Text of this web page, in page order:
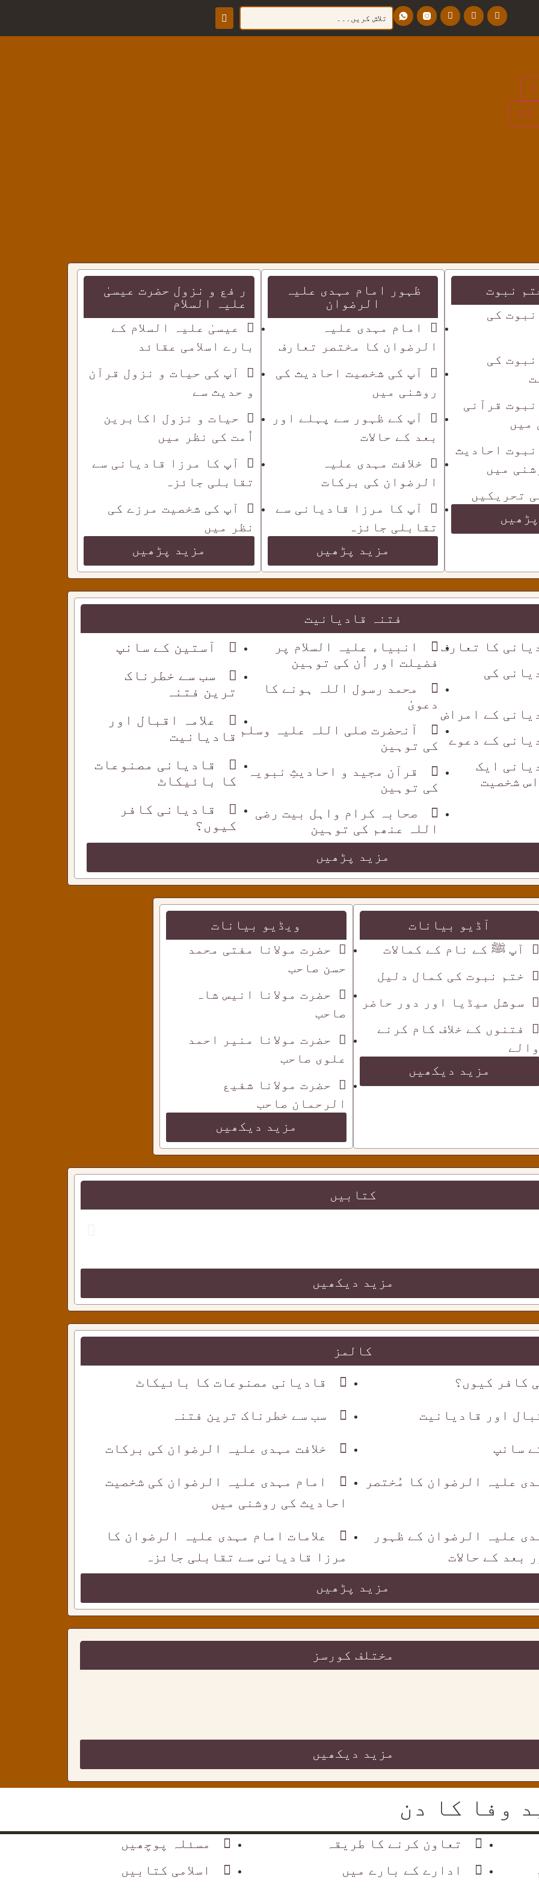
نبوت
کی
کی
قرآنی
میں
احادیث
میں
تحریکیں
ظہور امام مہدی علیہ
الرضوان
امام مہدی علیہ
الرضوان کا مختصر تعارف
آپ کی شخصیت احادیث کی
روشنی میں
آپ کے ظہور سے پہلے اور
بعد کے حالات
خلافت مہدی علیہ
الرضوان کی برکات
آپ کا مرزا قادیانی سے
تقابلی جائزہ
مزید پڑھیں
ر فع و نزول حضرت عیسیٰ
علیہ السلام
عیسیٰ علیہ السلام کے
بارے اسلامی عقائد
آپ کی حیات و نزول قرآن
و حدیث سے
حیات و نزول اکابرین
اُمت کی نظر میں
آپ کا مرزا قادیانی سے
تقابلی جائزہ
آپ کی شخصیت مرزے کی
نظر میں
مزید پڑھیں
فتنہ قادیانیت
کا تعارف
کی
کے امراض
کے دعوے
ایک
شخصیت
انبیاء علیہ السلام پر
فضیلت اور اُن کی توہین
محمد رسول اللہ ہونے کا
دعویٰٰ
آنحضرت صلی اللہ علیہ وسلم
کی توہین
قرآن مجید و احادیثِ نبویہ
کی توہین
صحابہ کرام واہل بیت رضی
اللہ عنھم کی توہین
آستین کے سانپ
سب سے خطرناک
ترین فتنہ
علامہ اقبال اور
قادیانیت
قادیانی مصنوعات
کا بائیکاٹ
قادیانی کافر
کیوں؟
مزید پڑھیں
آڈیو بیانات
آپ ﷺ کے نام کے کمالات
ختم نبوت کی کمال دلیل
سوشل میڈیا اور دور حاضر
فتنوں کے خلاف کام کرنے
والے
مزید دیکھیں
ویڈیو بیانات
حضرت مولانا مفتی محمد
حسن صاحب
حضرت مولانا انیس شاہ
صاحب
حضرت مولانا منیر احمد
علوی صاحب
حضرت مولانا شفیع
الرحمان صاحب
مزید دیکھیں
کتابیں
مزید دیکھیں
کالمز
کافر کیوں؟ قادیانی مصنوعات کا بائیکاٹ
اور قادیانیت سب سے خطرناک ترین فتنہ
سانپ خلافت مہدی علیہ الرضوان کی برکات
علیہ الرضوان کا مُختصر
امام مہدی علیہ الرضوان کی شخصیت
احادیث کی روشنی میں
علیہ الرضوان کے ظہور
بعد کے حالات
علامات امام مہدی علیہ الرضوان کا
مرزا قادیانی سے تقابلی جائزہ
مزید پڑھیں
مختلف کورسز
مزید دیکھیں
تعاون کرنے کا طریقہ
ادارے کے بارے میں
مسئلہ پوچھیں
اسلامی کتابیں